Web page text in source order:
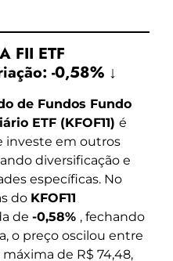
FII ETF
-0,58% ↓
de Fundos Fundo
ETF (KFOF11) é
investe em outros
diversificação e
específicas. No
do KFOF11
de -0,58% , fechando
o preço oscilou entre
de R$ 74,48,